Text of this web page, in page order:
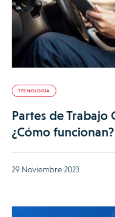
TECNOLOGÍA
Partes de Trabajo
¿Cómo funcionan?
29 Noviembre 2023